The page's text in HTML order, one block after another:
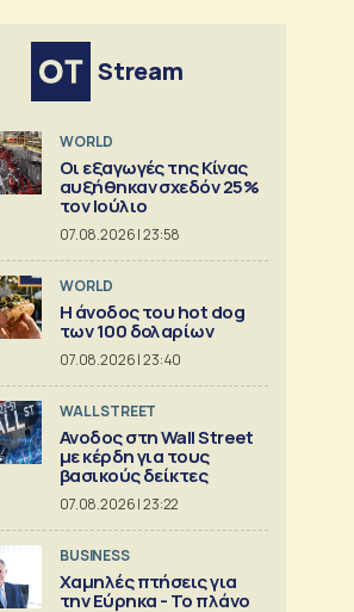
Stream
WORLD
Οι εξαγωγές της Κίνας
αυξήθηκαν σχεδόν 25%
τον Ιούλιο
07.08.2026 | 23:58
WORLD
Η άνοδος του hot dog
των 100 δολαρίων
07.08.2026 | 23:40
WALL STREET
Ανοδος στη Wall Street
με κέρδη για τους
βασικούς δείκτες
07.08.2026 | 23:22
BUSINESS
Χαμηλές πτήσεις για
την Εύρηκα - Το πλάνο